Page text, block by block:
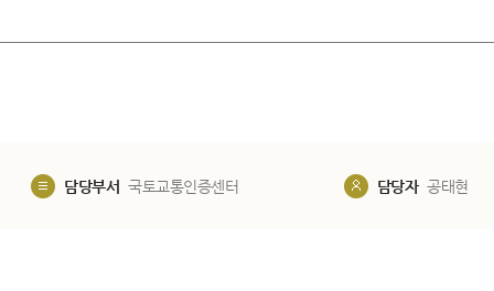
담당부서 국토교통인증센터 담당자 공태현